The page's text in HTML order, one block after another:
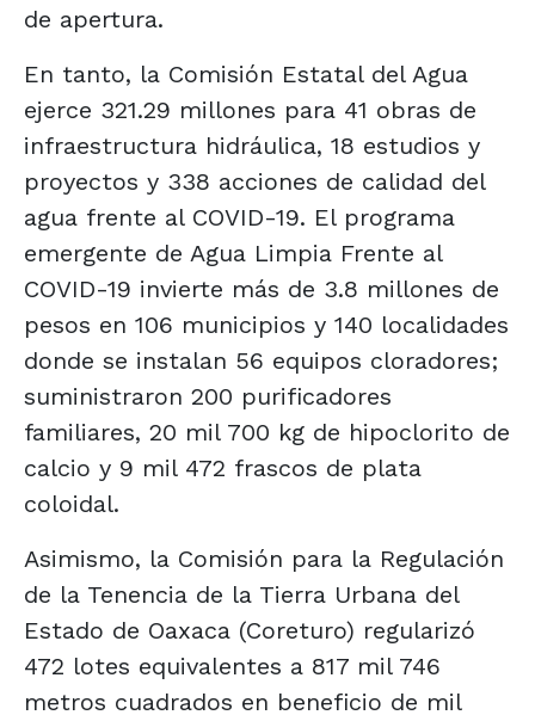
de apertura.
En tanto, la Comisión Estatal del Agua
ejerce 321.29 millones para 41 obras de
infraestructura hidráulica, 18 estudios y
proyectos y 338 acciones de calidad del
agua frente al COVID-19. El programa
emergente de Agua Limpia Frente al
COVID-19 invierte más de 3.8 millones de
pesos en 106 municipios y 140 localidades
donde se instalan 56 equipos cloradores;
suministraron 200 purificadores
familiares, 20 mil 700 kg de hipoclorito de
calcio y 9 mil 472 frascos de plata
coloidal.
Asimismo, la Comisión para la Regulación
de la Tenencia de la Tierra Urbana del
Estado de Oaxaca (Coreturo) regularizó
472 lotes equivalentes a 817 mil 746
metros cuadrados en beneficio de mil